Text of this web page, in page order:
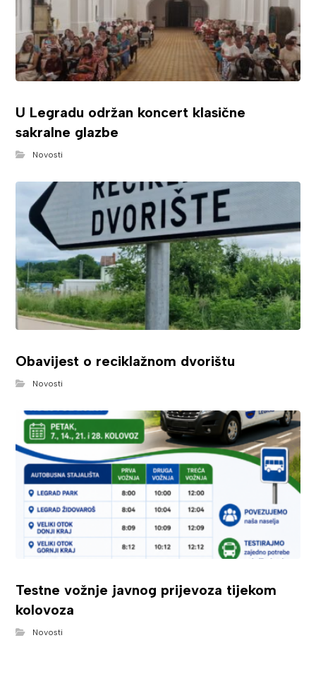
U Legradu održan koncert klasične
sakralne glazbe
Novosti
Obavijest o reciklažnom dvorištu
Novosti
Testne vožnje javnog prijevoza tijekom
kolovoza
Novosti